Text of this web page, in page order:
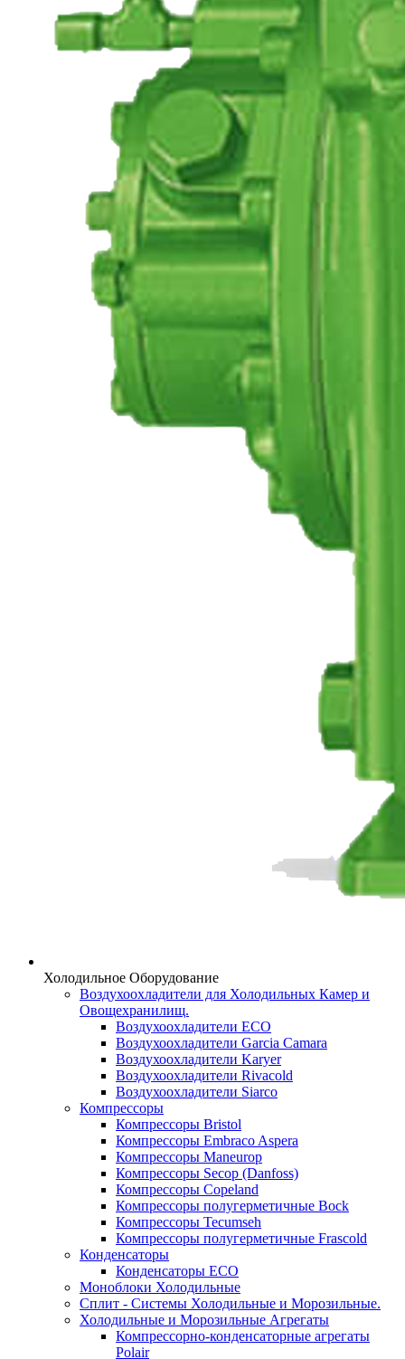
Холодильное Оборудование
Воздухоохладители для Холодильных Камер и
Овощехранилищ.
Воздухоохладители ECO
Воздухоохладители Garcia Camara
Воздухоохладители Karyer
Воздухоохладители Rivacold
Воздухоохладители Siarco
Компрессоры
Компрессоры Bristol
Компрессоры Embraco Aspera
Компрессоры Maneurop
Компрессоры Secop (Danfoss)
Компрессоры Copeland
Компрессоры полугерметичные Bock
Компрессоры Tecumseh
Компрессоры полугерметичные Frascold
Конденсаторы
Конденсаторы ECO
Моноблоки Холодильные
Сплит - Системы Холодильные и Морозильные.
Холодильные и Морозильные Агрегаты
Компрессорно-конденсаторные агрегаты
Polair